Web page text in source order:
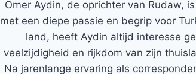
Ömer Aydin, de oprichter van Rudaw,
met een diepe passie en begrip voor
land, heeft Aydin altijd interesse
veelzijdigheid en rijkdom van zijn
Na jarenlange ervaring als